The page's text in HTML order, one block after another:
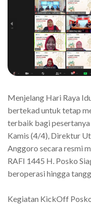
Menjelang Hari Raya
bertekad untuk tetap
terbaik bagi pesertanya
Kamis (4/4), Direktur
Anggoro secara resmi
RAFI 1445 H. Posko
beroperasi hingga
Kegiatan KickOff